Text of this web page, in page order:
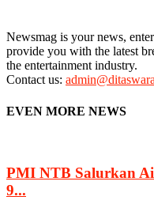
Newsmag is your news,
provide you with the latest
the entertainment industry.
Contact us:
EVEN MORE NEWS
PMI NTB Salurkan
9...